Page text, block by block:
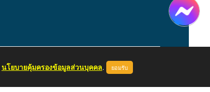
หน้าแรก ผู้ดูแลระบบ
นโยบายคุ้มครองข้อมูลส่วนบุคคล. ยอมรับ